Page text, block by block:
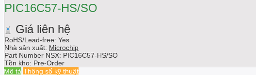
PIC16C57-HS/SO
Giá liên hệ
RoHS/Lead-free: Yes
Nhà sản xuất: Microchip
Part Number NSX: PIC16C57-HS/SO
Tồn kho: Pre-Order
Mô tả Thông số kỹ thuật